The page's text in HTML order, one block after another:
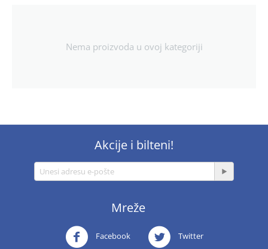
Nema proizvoda u ovoj kategoriji
Akcije i bilteni!
Mreže
Facebook Twitter